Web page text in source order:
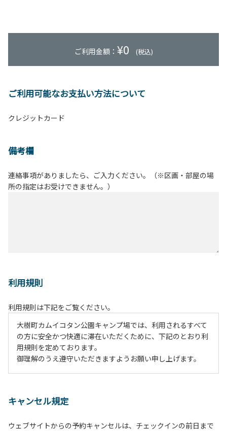
ご利用金額： ¥0 (税込)
ご利用可能なお支払い方法について
クレジットカード
備考欄
連絡事項がありましたら、ご入力ください。（※区画・部屋の場
所の指定はお受けできません。）
利用規則
利用規則は下記をご覧ください。
大樹町カムイコタン公園キャンプ場では、利用されるすべて
の方に安全かつ快適に滞在いただくために、下記のとおり利
用規則を定めております。
御理解のうえ遵守いただきますようお願い申し上げます。
２、中学生以下だけでの利用はできません。高校生以上の方
３、テントサイト（多目的広場を含む。）の使用は、事前に
キャンセル規定
ウェブサイトからの予約キャンセルは、チェックインの前日まで